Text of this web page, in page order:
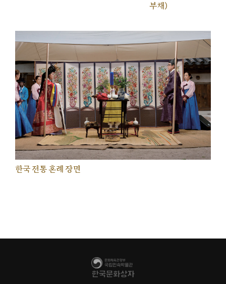
부채)
한국 전통 혼례 장면